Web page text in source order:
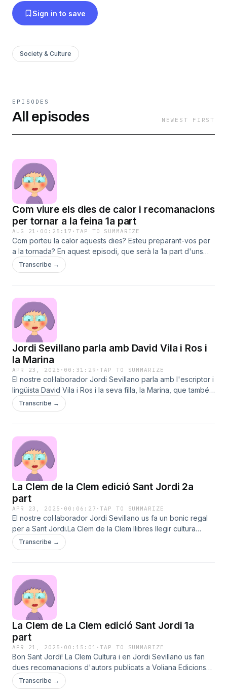
Sign in to save
Society & Culture
EPISODES
All episodes NEWEST FIRST
Com viure els dies de calor i recomanacions
per tornar a la feina 1a part
AUG 21 · 00:25:17 ·TAP TO SUMMARIZE
Com porteu la calor aquests dies? Esteu preparant-vos per
a la tornada? En aquest episodi, que serà la 1a part d'uns
quants més, us donem unes quantes recomanacions.I Love
Life Laura Clemente La Clem Cultura Jordi Sevillano La
Transcribe →
Jordi Sevillano parla amb David Vila i Ros i
la Marina
APR 23, 2025 · 00:31:29 ·TAP TO SUMMARIZE
El nostre col·laborador Jordi Sevillano parla amb l'escriptor i
lingüista David Vila i Ros i la seva filla, la Marina, que també
és escriptora, sobre el llibre 'El parlar del Vallès' de l'autor i
el darrer llibre de la jove autora. Parlen sobre el català i
catalana llengües
Transcribe →
La Clem de la Clem edició Sant Jordi 2a
part
APR 23, 2025 · 00:06:27 ·TAP TO SUMMARIZE
El nostre col·laborador Jordi Sevillano us fa un bonic regal
per a Sant Jordi.La Clem de la Clem llibres llegir cultura
Literatura
Transcribe →
La Clem de La Clem edició Sant Jordi 1a
part
APR 21, 2025 · 00:15:01 ·TAP TO SUMMARIZE
Bon Sant Jordi! La Clem Cultura i en Jordi Sevillano us fan
dues recomanacions d'autors publicats a Voliana Edicions
que hem entrevistat fa poc, Josep Rodríguez i Ferrer i
David Vila i Ros.La Clem de La Clem cultura llibres diversitat
Transcribe →